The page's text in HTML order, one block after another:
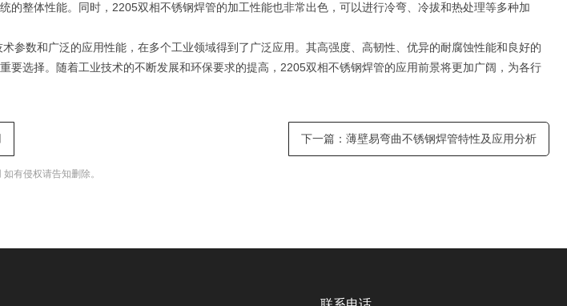
的整体性能。同时，2205双相不锈钢焊管的加工性能也非常出色，可以进行冷弯、冷拔和热处理等多种加
参数和广泛的应用性能，在多个工业领域得到了广泛应用。其高强度、高韧性、优异的耐腐蚀性能和良好的
要选择。随着工业技术的不断发展和环保要求的提高，2205双相不锈钢焊管的应用前景将更加广阔，为各行
下一篇 ： 薄壁易弯曲不锈钢焊管特性及应用分析
有侵权请告知删除。